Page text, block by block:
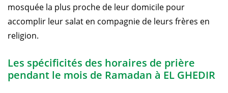
mosquée la plus proche de leur domicile pour
accomplir leur salat en compagnie de leurs frères en
religion.
Les spécificités des horaires de prière
pendant le mois de Ramadan à EL GHEDIR